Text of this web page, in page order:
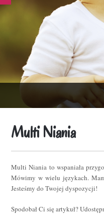
Multi Niania
Multi Niania to wspaniała
Mówimy w wielu językach.
Jesteśmy do Twojej dyspozycji!
Spodobał Ci się artykuł?